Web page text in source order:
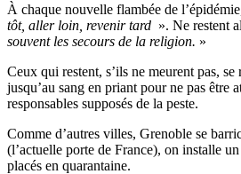
À chaque nouvelle flambée de
tôt, aller loin, revenir tard ». Ne restent
souvent les secours de la religion. »
Ceux qui restent, s’ils ne meurent pas,
jusqu’au sang en priant pour ne pas être
responsables supposés de la peste.
Comme d’autres villes, Grenoble se
(l’actuelle porte de France), on installe
placés en quarantaine.